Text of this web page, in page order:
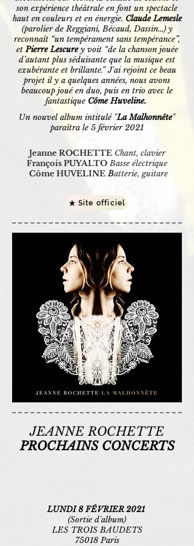
son expérience théâtrale en font un spectacle
haut en couleurs et en énergie. Claude Lemesle
(parolier de Reggiani, Bécaud, Dassin…) y
reconnaît “un tempérament sans tempérance”,
etPierre Lescurey voit “de la chanson jouée
d’autant plus séduisante que la musique est
exubérante et brillante.” J'ai rejoint ce beau
projet il y a quelques années, nous avons
beaucoup joué en duo, puis en trio avec le
fantastique Côme Huveline.
Un nouvel album intitulé "La Malhonnête"
paraîtra le 5 février 2021
Jeanne ROCHETTE Chant, clavier
François PUYALTOBasse électrique
Côme HUVELINEBatterie, guitare
Site officiel
JEANNE ROCHETTE
PROCHAINS CONCERTS
LUNDI 8 FÉVRIER 2021
(Sortie d'album)
LES TROIS BAUDETS
75018 Paris